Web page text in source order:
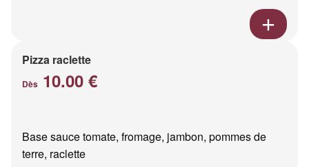
Pizza raclette
Dès 10.00 €
Base sauce tomate, fromage, jambon, pommes de
terre, raclette